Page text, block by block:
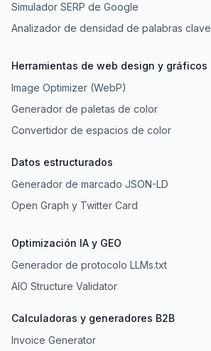
Simulador SERP de Google
Analizador de densidad de palabras clave
Herramientas de web design y gráficos
Image Optimizer (WebP)
Generador de paletas de color
Convertidor de espacios de color
Datos estructurados
Generador de marcado JSON-LD
Open Graph y Twitter Card
Optimización IA y GEO
Generador de protocolo LLMs.txt
AIO Structure Validator
Calculadoras y generadores B2B
Invoice Generator